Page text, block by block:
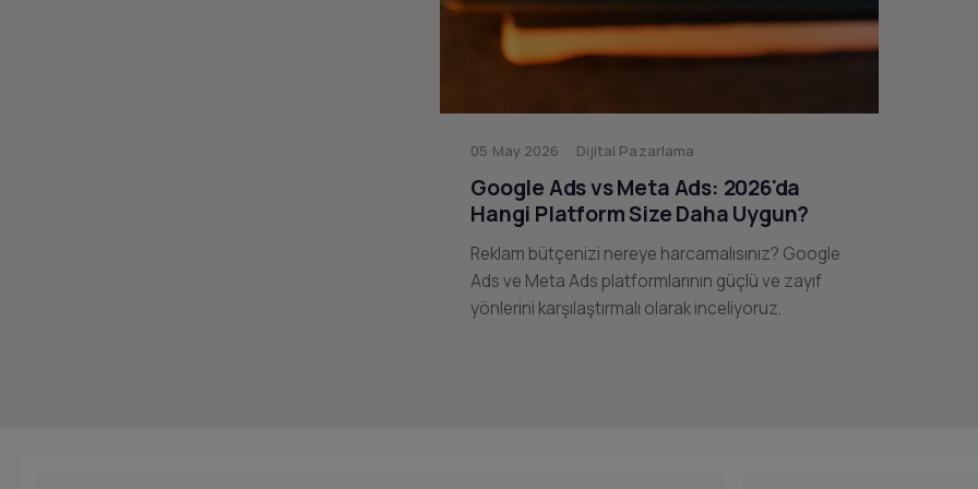
05 May 2026 · Dijital Pazarlama
Google Ads vs Meta Ads: 2026'da
Hangi Platform Size Daha Uygun?
Reklam bütçenizi nereye harcamalısınız? Google
Ads ve Meta Ads platformlarının güçlü ve zayıf
yönlerini karşılaştırmalı olarak inceliyoruz.